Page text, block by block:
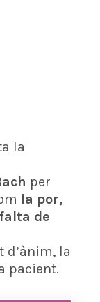
la
per
la por,
de
d’ànim, la
pacient.